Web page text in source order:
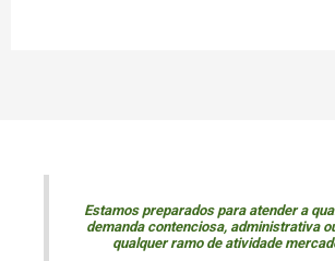
Estamos preparados para atender a
demanda contenciosa, administrativa
qualquer ramo de atividade